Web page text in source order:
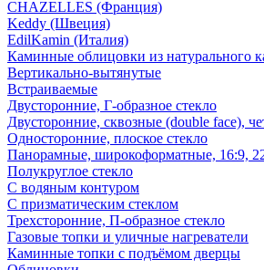
CHAZELLES (Франция)
Keddy (Швеция)
EdilKamin (Италия)
Каминные облицовки из натурального
Вертикально-вытянутые
Встраиваемые
Двусторонние, Г-образное стекло
Двусторонние, сквозные (double face),
Односторонние, плоское стекло
Панорамные, широкоформатные, 16:9,
Полукруглое стекло
С водяным контуром
С призматическим стеклом
Трехсторонние, П-образное стекло
Газовые топки и уличные нагреватели
Каминные топки с подъёмом дверцы